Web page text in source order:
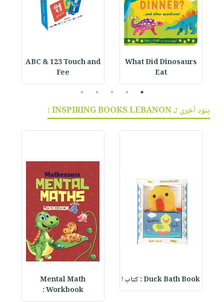
What Did Dinosaurs
Eat
ABC & 123 Touch and
Fee
1
2
3
4
5
بنود أخرى لـ INSPIRING BOOKS LEBANON :
Duck Bath Book : كتاب ا
Mental Math
Workbook :